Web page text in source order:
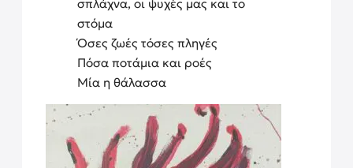
σπλάχνα, οι ψυχές μας και το
στόμα
Όσες ζωές τόσες πληγές
Πόσα ποτάμια και ροές
Μία η θάλασσα